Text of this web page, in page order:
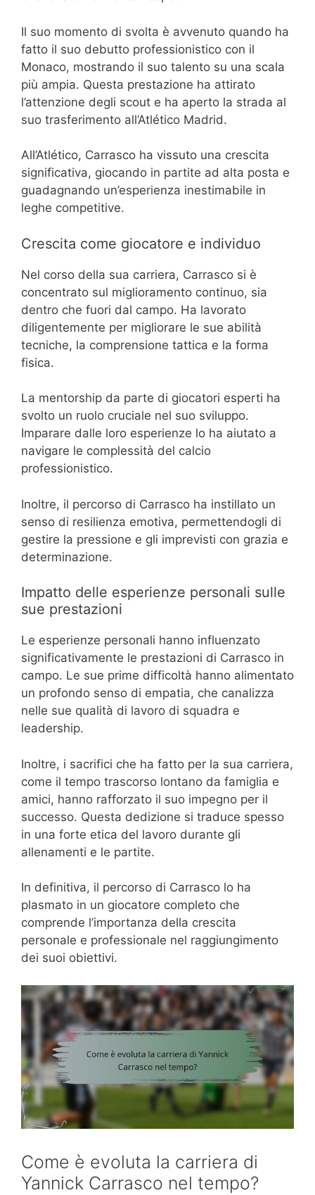
Il suo momento di svolta è avvenuto quando ha
fatto il suo debutto professionistico con il
Monaco, mostrando il suo talento su una scala
più ampia. Questa prestazione ha attirato
l’attenzione degli scout e ha aperto la strada al
suo trasferimento all’Atlético Madrid.
All’Atlético, Carrasco ha vissuto una crescita
significativa, giocando in partite ad alta posta e
guadagnando un’esperienza inestimabile in
leghe competitive.
Crescita come giocatore e individuo
Nel corso della sua carriera, Carrasco si è
concentrato sul miglioramento continuo, sia
dentro che fuori dal campo. Ha lavorato
diligentemente per migliorare le sue abilità
tecniche, la comprensione tattica e la forma
fisica.
La mentorship da parte di giocatori esperti ha
svolto un ruolo cruciale nel suo sviluppo.
Imparare dalle loro esperienze lo ha aiutato a
navigare le complessità del calcio
professionistico.
Inoltre, il percorso di Carrasco ha instillato un
senso di resilienza emotiva, permettendogli di
gestire la pressione e gli imprevisti con grazia e
determinazione.
Impatto delle esperienze personali sulle
sue prestazioni
Le esperienze personali hanno influenzato
significativamente le prestazioni di Carrasco in
campo. Le sue prime difficoltà hanno alimentato
un profondo senso di empatia, che canalizza
nelle sue qualità di lavoro di squadra e
leadership.
Inoltre, i sacrifici che ha fatto per la sua carriera,
come il tempo trascorso lontano da famiglia e
amici, hanno rafforzato il suo impegno per il
successo. Questa dedizione si traduce spesso
in una forte etica del lavoro durante gli
allenamenti e le partite.
In definitiva, il percorso di Carrasco lo ha
plasmato in un giocatore completo che
comprende l’importanza della crescita
personale e professionale nel raggiungimento
dei suoi obiettivi.
Come è evoluta la carriera di
Yannick Carrasco nel tempo?